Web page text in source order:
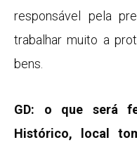
responsável pela
trabalhar muito a
bens.
GD: o que será
Histórico, local